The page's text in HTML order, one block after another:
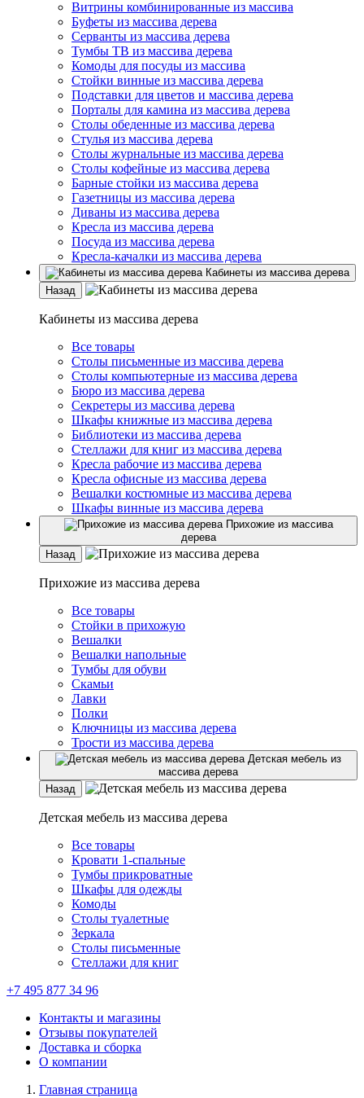
Витрины комбинированные из массива
Буфеты из массива дерева
Серванты из массива дерева
Тумбы ТВ из массива дерева
Комоды для посуды из массива
Стойки винные из массива дерева
Подставки для цветов и массива дерева
Порталы для камина из массива дерева
Столы обеденные из массива дерева
Стулья из массива дерева
Столы журнальные из массива дерева
Столы кофейные из массива дерева
Барные стойки из массива дерева
Газетницы из массива дерева
Диваны из массива дерева
Кресла из массива дерева
Посуда из массива дерева
Кресла-качалки из массива дерева
Кабинеты из массива дерева
Назад
Кабинеты из массива дерева
Все товары
Столы письменные из массива дерева
Столы компьютерные из массива дерева
Бюро из массива дерева
Секретеры из массива дерева
Шкафы книжные из массива дерева
Библиотеки из массива дерева
Стеллажи для книг из массива дерева
Кресла рабочие из массива дерева
Кресла офисные из массива дерева
Вешалки костюмные из массива дерева
Шкафы винные из массива дерева
Прихожие из массива
дерева
Назад
Прихожие из массива дерева
Все товары
Стойки в прихожую
Вешалки
Вешалки напольные
Тумбы для обуви
Скамьи
Лавки
Полки
Ключницы из массива дерева
Трости из массива дерева
Детская мебель из
массива дерева
Назад
Детская мебель из массива дерева
Все товары
Кровати 1-спальные
Тумбы прикроватные
Шкафы для одежды
Комоды
Столы туалетные
Зеркала
Столы письменные
Стеллажи для книг
+7 495 877 34 96
Контакты и магазины
Отзывы покупателей
Доставка и сборка
О компании
Главная страница